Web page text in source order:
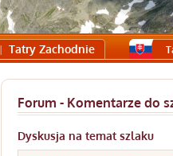
Tatry Zachodnie
Forum - Komentarze do
Dyskusja na temat szlaku